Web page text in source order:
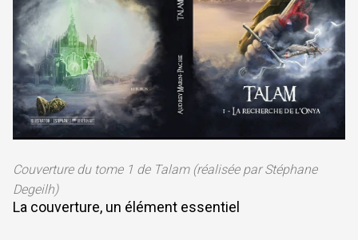
Couverture du tome 1 de Talam (réalisée par Stéphane
Degeilh)
La couverture, un élément essentiel